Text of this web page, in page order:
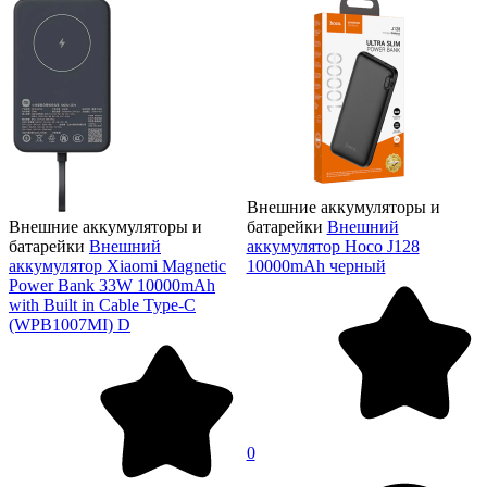
Внешние аккумуляторы и
батарейки Внешний
аккумулятор Xiaomi Magnetic
Power Bank 33W 10000mAh
with Built in Cable Type-C
(WPB1007MI) D
Внешние аккумуляторы и
батарейки Внешний
аккумулятор Hoco J128
10000mAh черный
0